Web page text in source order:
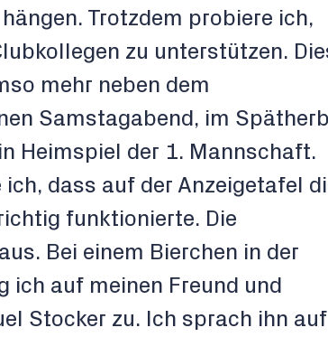
Trotzdem probiere ich,
zu unterstützen.
mehr neben dem
Samstagabend, im
Heimspiel der 1. Mannschaft.
dass auf der Anzeigetafel
funktionierte. Die
Bei einem Bierchen in der
ich auf meinen Freund und
Stocker zu. Ich sprach ihn auf